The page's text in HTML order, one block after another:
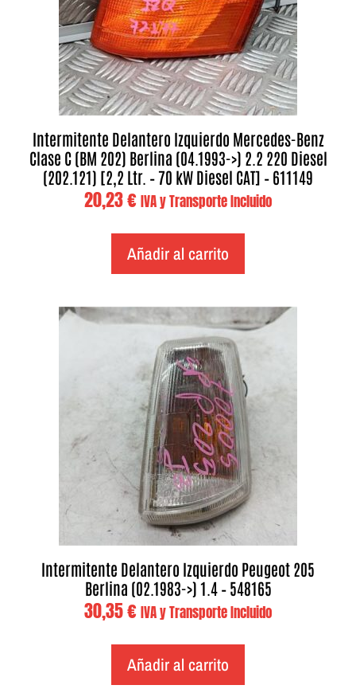
Intermitente Delantero Izquierdo Mercedes-Benz
Clase C (BM 202) Berlina (04.1993->) 2.2 220 Diesel
(202.121) [2,2 Ltr. – 70 kW Diesel CAT] – 611149
20,23€ IVA y Transporte Incluido
Añadir al carrito
Intermitente Delantero Izquierdo Peugeot 205
Berlina (02.1983->) 1.4 – 548165
30,35€ IVA y Transporte Incluido
Añadir al carrito